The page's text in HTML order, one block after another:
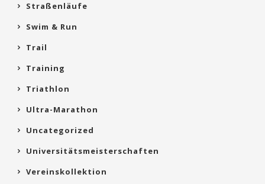
Straßenläufe
Swim & Run
Trail
Training
Triathlon
Ultra-Marathon
Uncategorized
Universitätsmeisterschaften
Vereinskollektion